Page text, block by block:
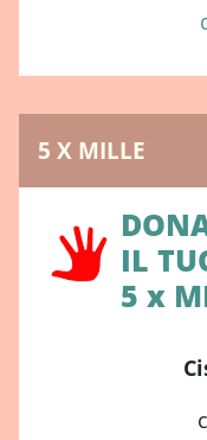
5 X MILLE
IL
5 x